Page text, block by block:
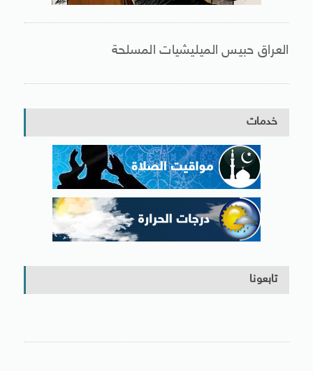
العراق حبيس الميليشيات المسلحة
خدمات
تابعونا